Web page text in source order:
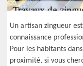
Un artisan zingueur
connaissance
Pour les habitants
proximité, si vous